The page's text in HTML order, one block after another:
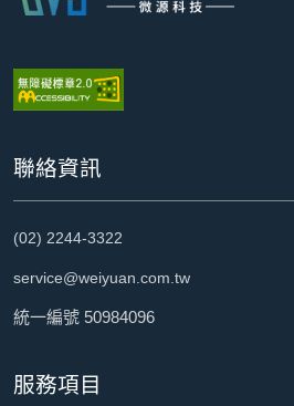
聯絡資訊
(02) 2244-3322
service@weiyuan.com.tw
統一編號 50984096
服務項目